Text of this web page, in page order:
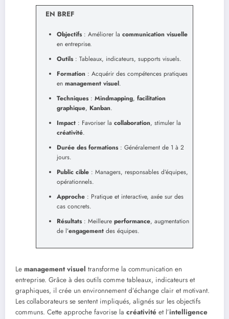
EN BREF
Objectifs: Améliorer la communication visuelle
en entreprise.
Outils: Tableaux, indicateurs, supports visuels.
Formation : Acquérir des compétences pratiques
en management visuel.
Techniques: Mindmapping, facilitation
graphique, Kanban.
Impact : Favoriser la collaboration, stimuler la
créativité.
Durée des formations: Généralement de 1 à 2
jours.
Public cible : Managers, responsables d’équipes,
opérationnels.
Approche : Pratique et interactive, axée sur des
cas concrets.
Résultats: Meilleure performance, augmentation
de l’engagement des équipes.
Le management visuel transforme la communication en
entreprise. Grâce à des outils comme tableaux, indicateurs et
graphiques, il crée un environnement d’échange clair et motivant.
Les collaborateurs se sentent impliqués, alignés sur les objectifs
communs. Cette approche favorise la créativité et l’intelligence